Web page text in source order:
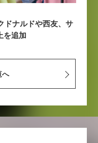
ドナルドや西友、サ
を追加
へ